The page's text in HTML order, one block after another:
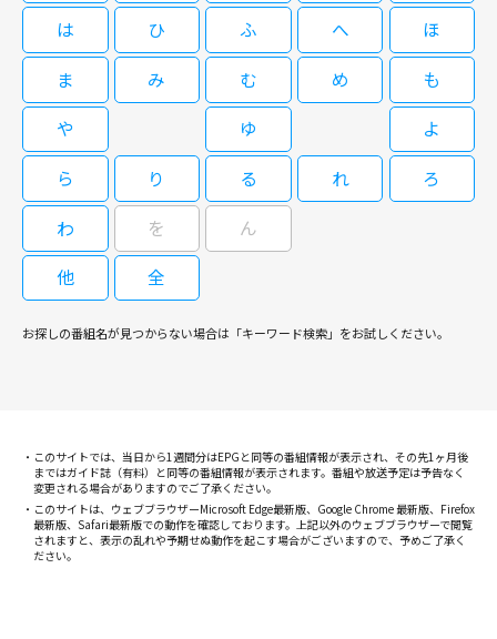
は
ひ ふ へ
ほ
ま
み む め
も
や
ゆ
よ
ら
り る れ
ろ
わ
を
ん
他
全
お探しの番組名が見つからない場合は「キーワード検索」をお試しください。
このサイトでは、当日から1週間分はEPGと同等の番組情報が表示され、その先1ヶ月後
まではガイド誌（有料）と同等の番組情報が表示されます。番組や放送予定は予告なく
変更される場合がありますのでご了承ください。
このサイトは、ウェブブラウザーMicrosoft Edge最新版、Google Chrome 最新版、Firefox
最新版、Safari最新版での動作を確認しております。上記以外のウェブブラウザーで閲覧
されますと、表示の乱れや予期せぬ動作を起こす場合がございますので、予めご了承く
ださい。